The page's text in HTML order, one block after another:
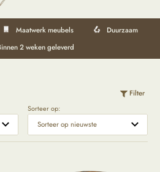
Maatwerk meubels
Duurzaam
2 weken geleverd
Filter
Sorteer op: